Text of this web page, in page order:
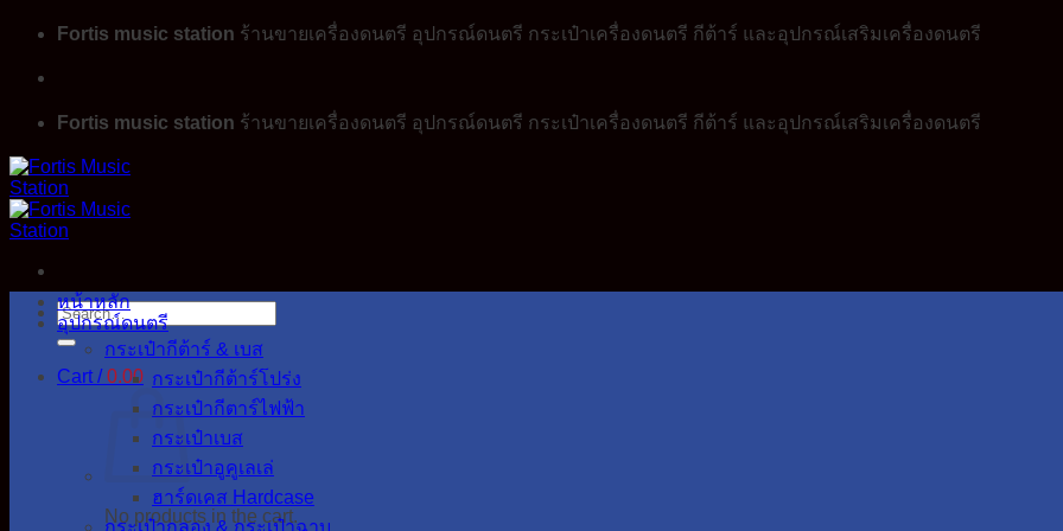
Skip
Fortis music station ร้านขายเครื่องดนตรี อุปกรณ์ดนตรี กระเป๋าเครื่องดนตรี กีต้าร์ และอุปกรณ์เสริมเครื่องดนตรี
Fortis music station ร้านขายเครื่องดนตรี อุปกรณ์ดนตรี กระเป๋าเครื่องดนตรี กีต้าร์ และอุปกรณ์เสริมเครื่องดนตรี
Search
for:
Cart /0.00
No products in the cart.
หน้าหลัก
อุปกรณ์ดนตรี
กระเป๋ากีต้าร์ & เบส
กระเป๋ากีต้าร์โปร่ง
กระเป๋ากีตาร์ไฟฟ้า
กระเป๋าเบส
กระเป๋าอูคูเลเล่
ฮาร์ดเคส Hardcase
กระเป๋ากลอง & กระเป๋าฉาบ